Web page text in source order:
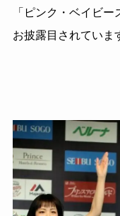
「ピンク・ベイビ
お披露目されていま